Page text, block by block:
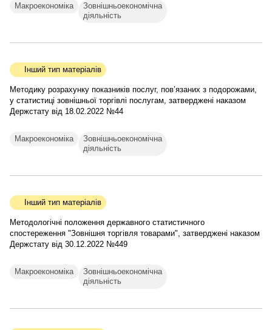
Макроекономіка
Зовнішньоекономічна
діяльність
Інший тип матеріалів
Методику розрахунку показників послуг, пов’язаних з подорожами,
у статистиці зовнішньої торгівлі послугам, затверджені наказом
Держстату від 18.02.2022 №44
Макроекономіка
Зовнішньоекономічна
діяльність
Інший тип матеріалів
Методологічні положення державного статистичного
спостереження "Зовнішня торгівля товарами", затверджені наказом
Держстату від 30.12.2022 №449
Макроекономіка
Зовнішньоекономічна
діяльність